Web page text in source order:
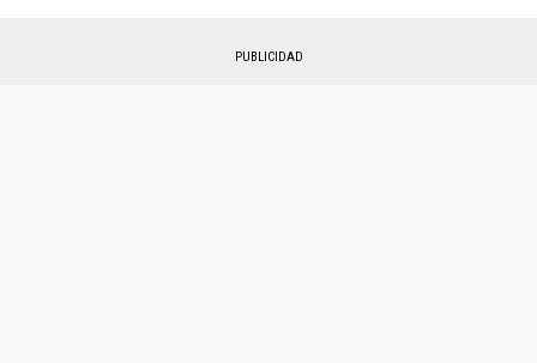
PUBLICIDAD